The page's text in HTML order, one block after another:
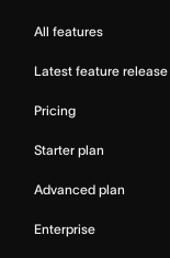
All features
Latest feature release
Pricing
Starter plan
Advanced plan
Enterprise